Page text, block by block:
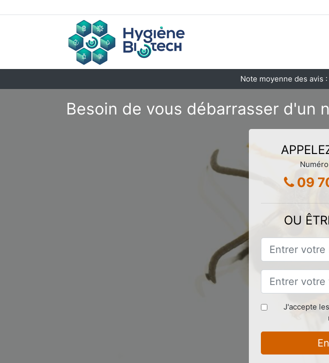
Note moyenne des avis :
Besoin de vous débarrasser d'un
09
OU
J'accepte les